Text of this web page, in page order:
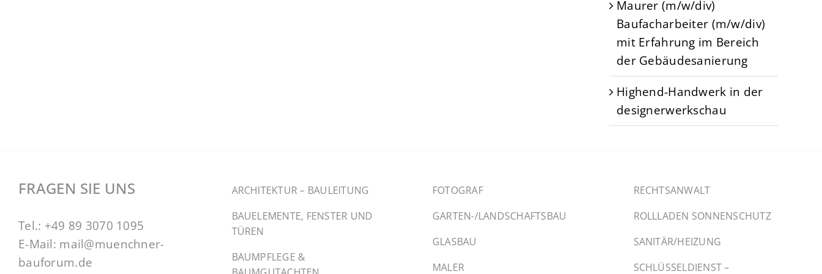
Maurer (m/w/div)
Baufacharbeiter (m/w/div)
mit Erfahrung im Bereich
der Gebäudesanierung
Highend-Handwerk in der
designerwerkschau
FRAGEN SIE UNS
Tel.: +49 89 3070 1095
E-Mail: mail@muenchner-
bauforum.de
ARCHITEKTUR – BAULEITUNG
BAUELEMENTE, FENSTER UND
TÜREN
BAUMPFLEGE &
FOTOGRAF
GARTEN-/LANDSCHAFTSBAU
GLASBAU
MALER
RECHTSANWALT
ROLLLADEN SONNENSCHUTZ
SANITÄR/HEIZUNG
SCHLÜSSELDIENST –